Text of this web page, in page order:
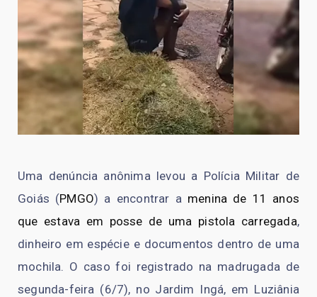
Uma denúncia anônima levou a Polícia Militar de
Goiás (PMGO) a encontrar a menina de 11 anos
que estava em posse de uma pistola carregada,
dinheiro em espécie e documentos dentro de uma
mochila. O caso foi registrado na madrugada de
segunda-feira (6/7), no Jardim Ingá, em Luziânia